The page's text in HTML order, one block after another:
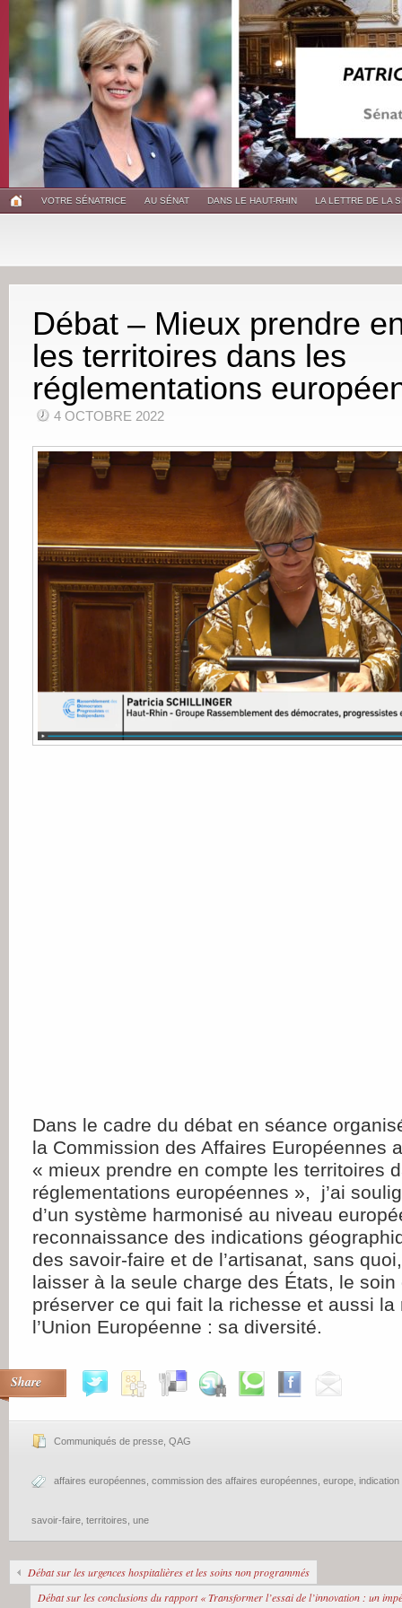
VOTRE SÉNATRICE AU SÉNAT DANS LE HAUT-RHIN LA LETTRE DE LA
Débat – Mieux prendre
les territoires dans les
réglementations
4 OCTOBRE 2022
Dans le cadre du débat en séance
la Commission des Affaires Européennes
« mieux prendre en compte les territoires
réglementations européennes », j’ai
d’un système harmonisé au niveau
reconnaissance des indications
des savoir-faire et de l’artisanat, sans
laisser à la seule charge des États, le soin
préserver ce qui fait la richesse et aussi la
l’Union Européenne : sa diversité.
Share
Communiqués de presse QAG
affaires européennes commission des affaires européennes europe indication
savoir-faire territoires une
Débat sur les urgences hospitalières et les soins non programmés
Débat sur les conclusions du rapport « Transformer l’essai de l’innovation : un